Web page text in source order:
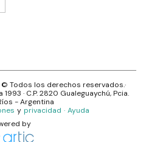
© Todos los derechos reservados.·
1993 · C.P.2820 Gualeguaychú, Pcia.
- Argentina
y privacidad · Ayuda
by